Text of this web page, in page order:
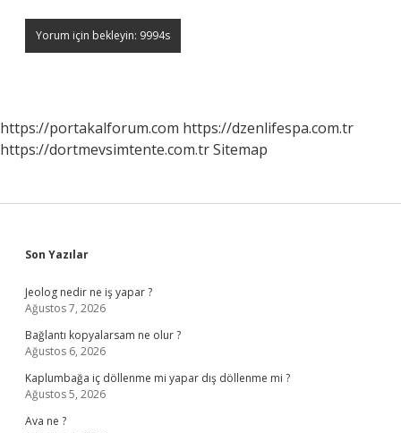
https://portakalforum.com https://dzenlifespa.com.tr
https://dortmevsimtente.com.trSitemap
Sidebar
Son Yazılar
Jeolog nedir ne iş yapar ?
Ağustos 7, 2026
Bağlantı kopyalarsam ne olur ?
Ağustos 6, 2026
Kaplumbağa iç döllenme mi yapar dış döllenme mi ?
Ağustos 5, 2026
Ava ne ?